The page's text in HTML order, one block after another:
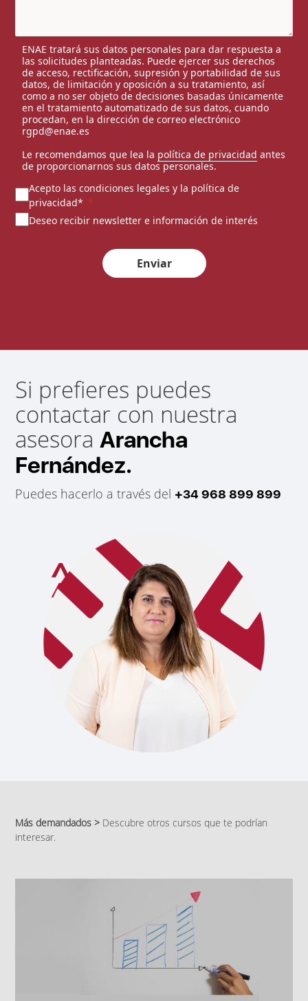
ENAE tratará sus datos personales para dar respuesta a
las solicitudes planteadas. Puede ejercer sus derechos
de acceso, rectificación, supresión y portabilidad de sus
datos, de limitación y oposición a su tratamiento, así
como a no ser objeto de decisiones basadas únicamente
en el tratamiento automatizado de sus datos, cuando
procedan, en la dirección de correo electrónico
rgpd@enae.es
Le recomendamos que lea la política de privacidad antes
de proporcionarnos sus datos personales.
Acepto las condiciones legales y la política de
privacidad*
Deseo recibir newsletter e información de interés
Enviar
Si prefieres puedes
contactar con nuestra
asesoraArancha
Fernández.
Puedes hacerlo a través del +34 968 899 899
Más demandados > Descubre otros cursos que te podrían
interesar.